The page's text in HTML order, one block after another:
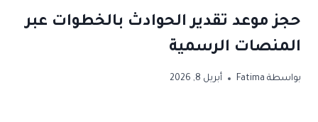
حجز موعد تقدير الحوادث بالخطوات عبر
المنصات الرسمية
بواسطة Fatima أبريل 8, 2026